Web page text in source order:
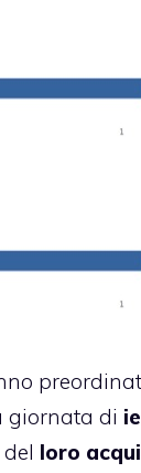
giornata di
del loro